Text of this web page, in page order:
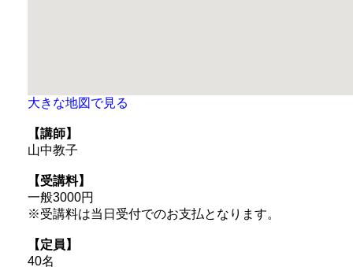
大きな地図で見る
【講師】
山中教子
【受講料】
一般3000円
※受講料は当日受付でのお支払となります。
【定員】
40名